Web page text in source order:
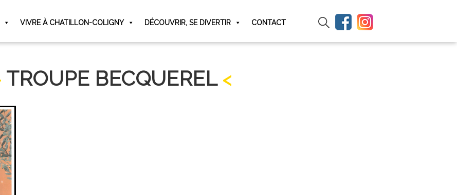
VIVRE À CHATILLON-COLIGNY DÉCOUVRIR, SE DIVERTIR CONTACT
TROUPE BECQUEREL